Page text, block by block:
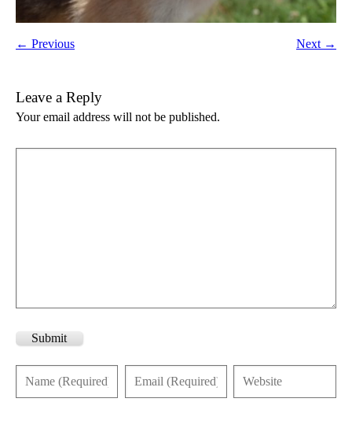
← Previous Next →
Leave a Reply
Your email address will not be published.
Submit